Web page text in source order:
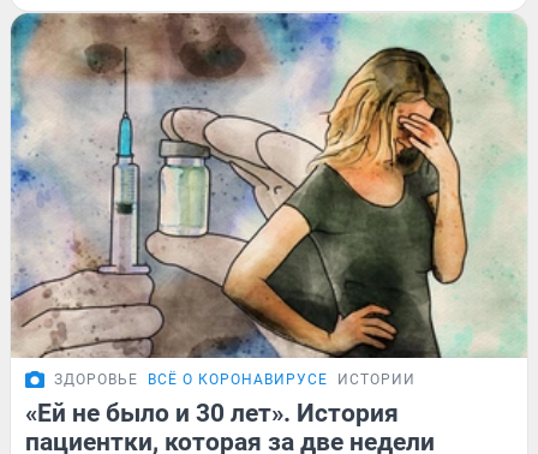
ЗДОРОВЬЕ ВСЁ О КОРОНАВИРУСЕ ИСТОРИИ
«Ей не было и 30 лет». История
пациентки, которая за две недели